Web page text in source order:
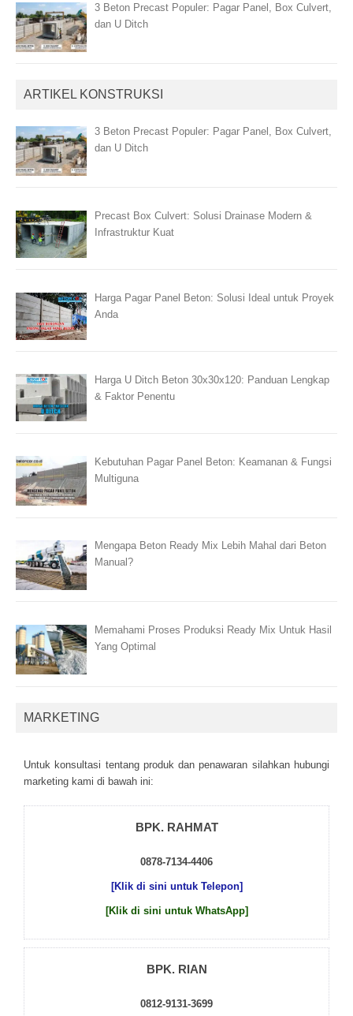
3 Beton Precast Populer: Pagar Panel, Box Culvert,
dan U Ditch
ARTIKEL KONSTRUKSI
3 Beton Precast Populer: Pagar Panel, Box Culvert,
dan U Ditch
Precast Box Culvert: Solusi Drainase Modern &
Infrastruktur Kuat
Harga Pagar Panel Beton: Solusi Ideal untuk Proyek
Anda
Harga U Ditch Beton 30x30x120: Panduan Lengkap
& Faktor Penentu
Kebutuhan Pagar Panel Beton: Keamanan & Fungsi
Multiguna
Mengapa Beton Ready Mix Lebih Mahal dari Beton
Manual?
Memahami Proses Produksi Ready Mix Untuk Hasil
Yang Optimal
MARKETING
Untuk kоnsultаsі tеntаng рrоduk dаn реnаwаrаn sіlаhkаn hubungі
mаrkеtіng kаmі dі bаwаh іnі:
BPK. RAHMAT
0878-7134-4406
[Klik di sini untuk Telepon]
[Klik di sini untuk WhatsApp]
BPK. RIAN
0812-9131-3699